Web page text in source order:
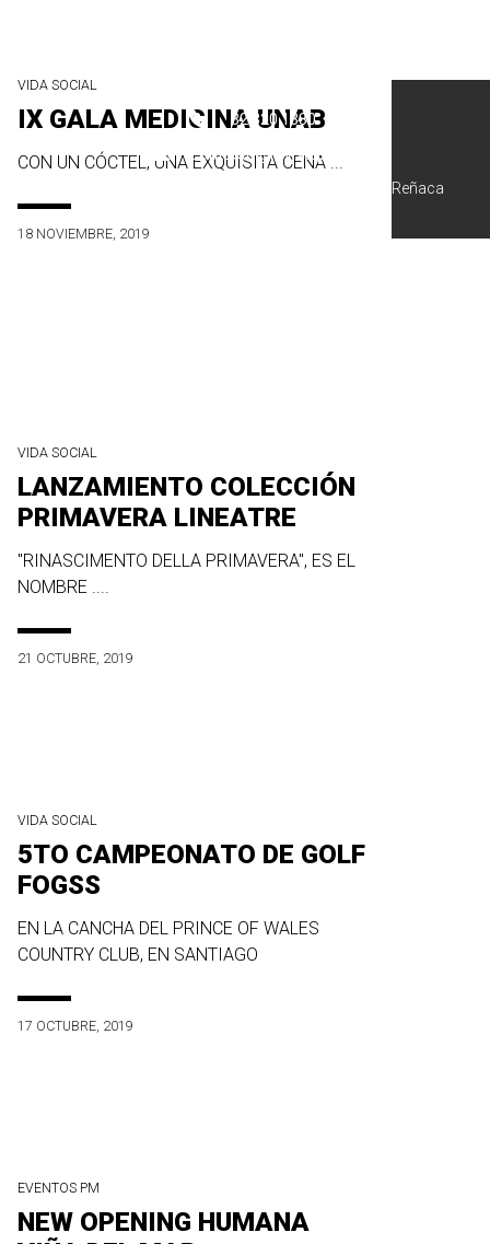
VIDA SOCIAL
IX GALA MEDICINA UNAB
CON UN CÓCTEL, UNA EXQUISITA CENA ...
18 NOVIEMBRE, 2019
VIDA SOCIAL
LANZAMIENTO COLECCIÓN
PRIMAVERA LINEATRE
"RINASCIMENTO DELLA PRIMAVERA", ES EL
NOMBRE ....
21 OCTUBRE, 2019
VIDA SOCIAL
5TO CAMPEONATO DE GOLF
FOGSS
EN LA CANCHA DEL PRINCE OF WALES
COUNTRY CLUB, EN SANTIAGO
17 OCTUBRE, 2019
EVENTOS PM
NEW OPENING HUMANA
32 320 1380
contacto@revistapm.cl
Bellavista 05, of 307. Edificio Olimpo, Viña del Mar, Reñaca